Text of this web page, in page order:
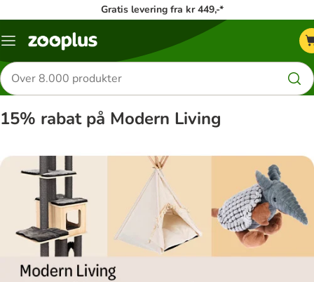
Gratis levering fra kr 449,-*
Menu
Søg
efter
produkter
15% rabat på Modern Living